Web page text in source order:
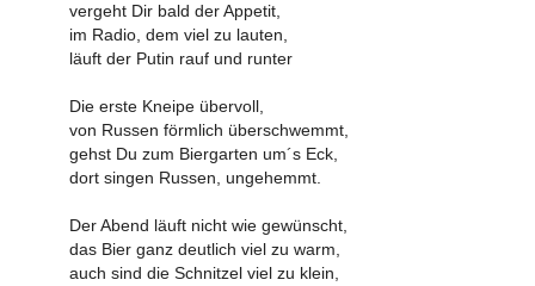
vergeht Dir bald der Appetit,
im Radio, dem viel zu lauten,
läuft der Putin rauf und runter
Die erste Kneipe übervoll,
von Russen förmlich überschwemmt,
gehst Du zum Biergarten um´s Eck,
dort singen Russen, ungehemmt.
Der Abend läuft nicht wie gewünscht,
das Bier ganz deutlich viel zu warm,
auch sind die Schnitzel viel zu klein,